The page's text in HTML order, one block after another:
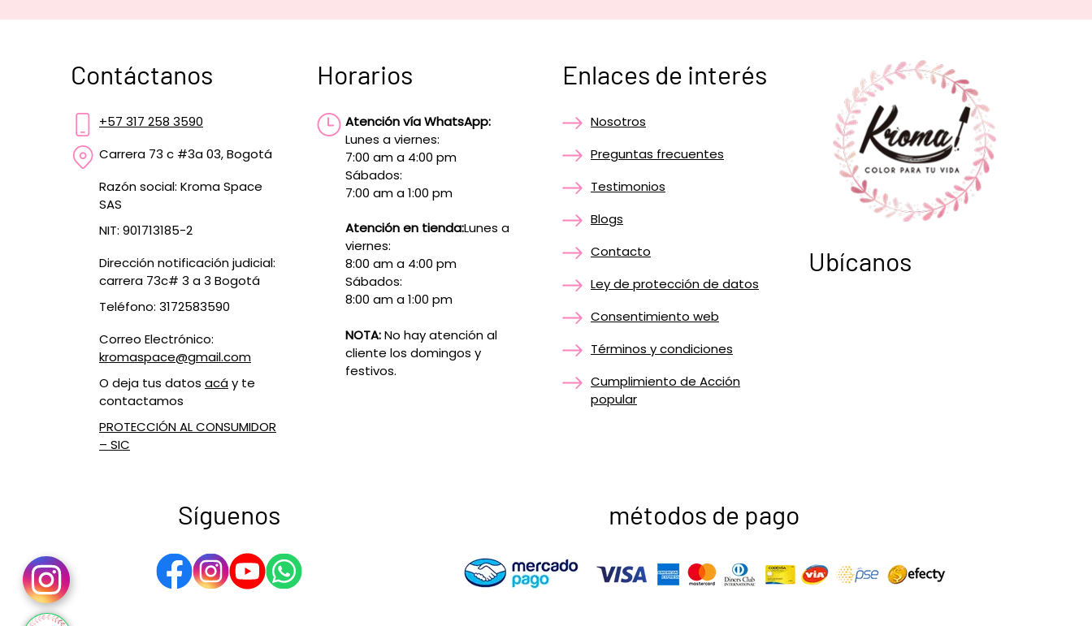
Contáctanos
+57 317 258 3590
Carrera 73 c #3a 03, Bogotá
Razón social: Kroma Space
SAS
NIT: 901713185-2
Dirección notificación judicial:
carrera 73c# 3 a 3 Bogotá
Teléfono: 3172583590
Correo Electrónico:
kromaspace@gmail.com
O deja tus datos acáy te
contactamos
PROTECCIÓN AL CONSUMIDOR
– SIC
Horarios
Atención vía WhatsApp:
Lunes a viernes:
7:00 am a 4:00 pm
Sábados:
7:00 am a 1:00 pm
Atención en tienda:Lunes a
viernes:
8:00 am a 4:00 pm
Sábados:
8:00 am a 1:00 pm
NOTA:No hay atención al
cliente los domingos y
festivos.
Enlaces de interés
Nosotros
Preguntas frecuentes
Testimonios
Blogs
Contacto
Ley de protección de datos
Consentimiento web
Términos y condiciones
Cumplimiento de Acción
popular
Ubícanos
Síguenos métodos de pago